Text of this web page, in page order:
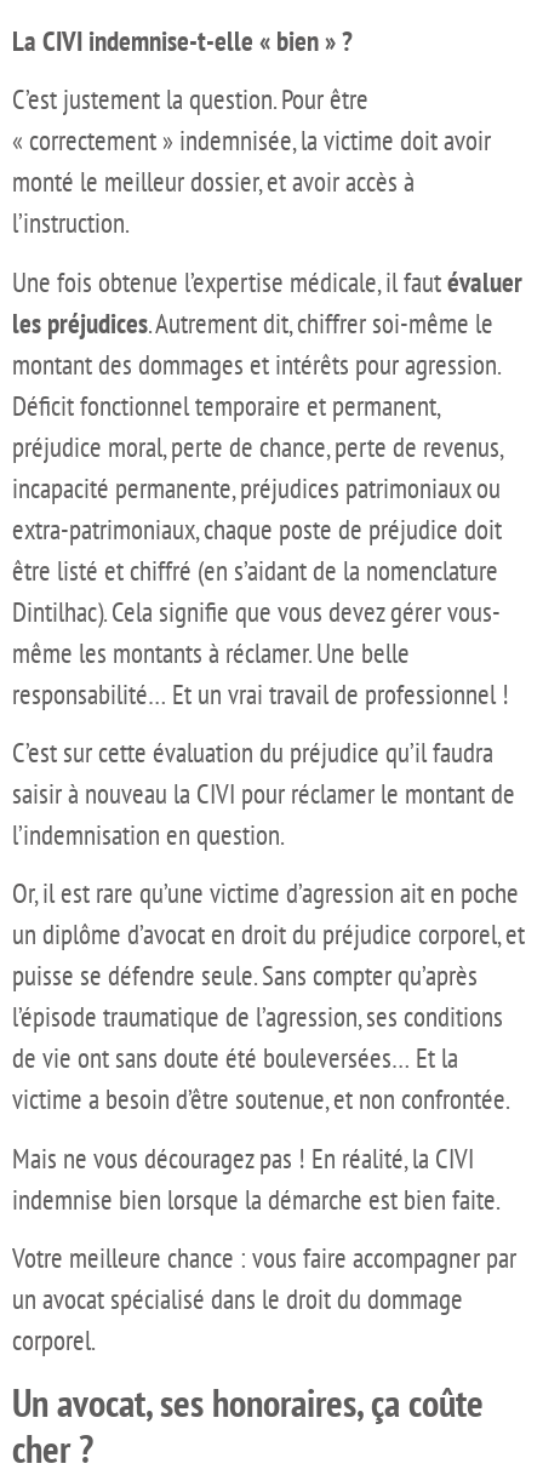
La CIVI indemnise-t-elle « bien » ?
C’est justement la question. Pour être
« correctement » indemnisée, la victime doit avoir
monté le meilleur dossier, et avoir accès à
l’instruction.
Une fois obtenue l’expertise médicale, il fautévaluer
les préjudices. Autrement dit, chiffrer soi-même le
montant des dommages et intérêts pour agression.
Déficit fonctionnel temporaire et permanent,
préjudice moral, perte de chance, perte de revenus,
incapacité permanente, préjudices patrimoniaux ou
extra-patrimoniaux, chaque poste de préjudice doit
être listé et chiffré (en s’aidant de la nomenclature
Dintilhac). Cela signifie que vous devez gérer vous-
même les montants à réclamer. Une belle
responsabilité… Et un vrai travail de professionnel !
C’est sur cette évaluation du préjudice qu’il faudra
saisir à nouveau la CIVI pour réclamer le montant de
l’indemnisation en question.
Or, il est rare qu’une victime d’agression ait en poche
un diplôme d’avocat en droit du préjudice corporel, et
puisse se défendre seule. Sans compter qu’après
l’épisode traumatique de l’agression, ses conditions
de vie ont sans doute été bouleversées… Et la
victime a besoin d’être soutenue, et non confrontée.
Mais ne vous découragez pas ! En réalité, la CIVI
indemnise bien lorsque la démarche est bien faite.
Votre meilleure chance : vous faire accompagner par
un avocat spécialisé dans le droit du dommage
corporel.
Un avocat, ses honoraires, ça coûte
cher ?